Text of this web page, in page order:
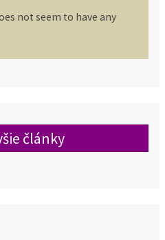
not seem to have any
články